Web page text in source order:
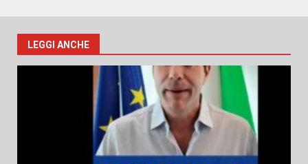
LEGGI ANCHE